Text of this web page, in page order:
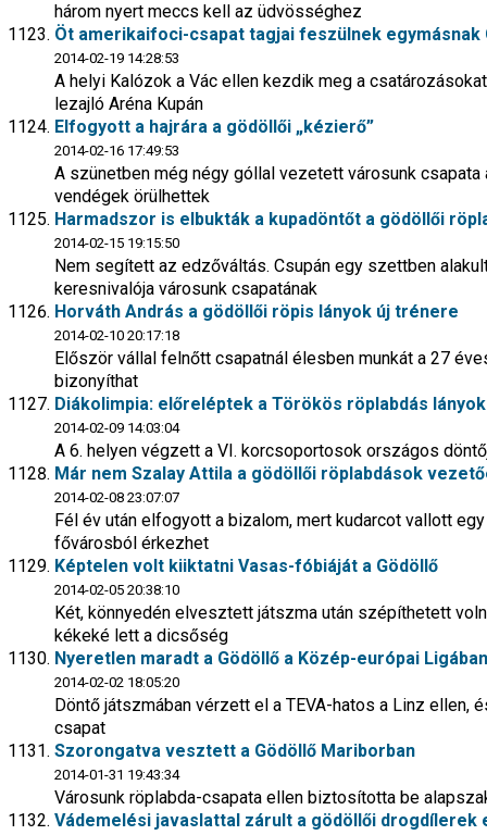
három nyert meccs kell az üdvösséghez
Öt amerikaifoci-csapat tagjai feszülnek egymásnak
2014-02-19 14:28:53
A helyi Kalózok a Vác ellen kezdik meg a
lezajló Aréna Kupán
Elfogyott a hajrára a gödöllői „kézierő”
2014-02-16 17:49:53
A szünetben még négy góllal vezetett városunk
vendégek örülhettek
Harmadszor is elbukták a kupadöntőt a gödöllői
2014-02-15 19:15:50
Nem segített az edzőváltás. Csupán egy szettben
keresnivalója városunk csapatának
Horváth András a gödöllői röpis lányok új trénere
2014-02-10 20:17:18
Először vállal felnőtt csapatnál élesben munkát a 27
bizonyíthat
Diákolimpia: előreléptek a Törökös röplabdás lányok
2014-02-09 14:03:04
A 6. helyen végzett a VI. korcsoportosok országos
Már nem Szalay Attila a gödöllői röplabdások
2014-02-08 23:07:07
Fél év után elfogyott a bizalom, mert kudarcot vallott
fővárosból érkezhet
Képtelen volt kiiktatni Vasas-fóbiáját a Gödöllő
2014-02-05 20:38:10
Két, könnyedén elvesztett játszma után szépíthetett
kékeké lett a dicsőség
Nyeretlen maradt a Gödöllő a Közép-európai Ligában
2014-02-02 18:05:20
Döntő játszmában vérzett el a TEVA-hatos a Linz ellen,
csapat
Szorongatva vesztett a Gödöllő Mariborban
2014-01-31 19:43:34
Városunk röplabda-csapata ellen biztosította be
Vádemelési javaslattal zárult a gödöllői drogdílerek